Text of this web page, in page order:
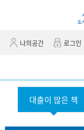
p
나의공간 로그인
대출이 많은 책